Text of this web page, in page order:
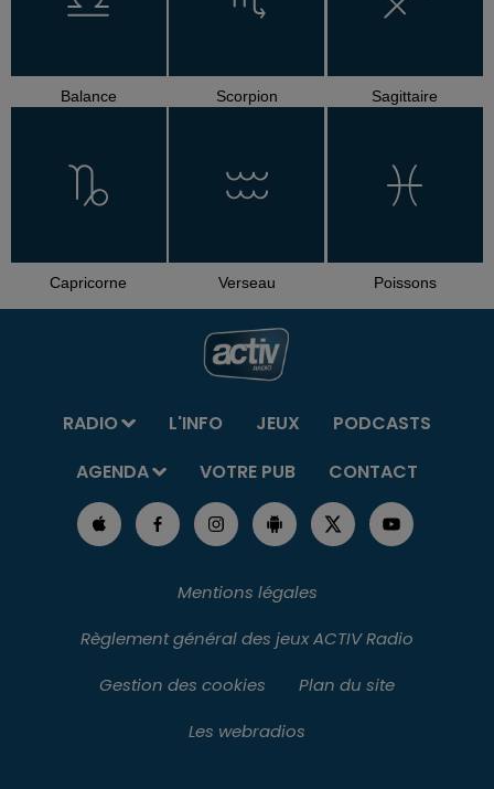
Balance Scorpion Sagittaire
Capricorne Verseau Poissons
RADIO L'INFO JEUX
PODCASTS
AGENDA
VOTRE PUB CONTACT
Mentions légales
Règlement général des jeux ACTIV Radio
Gestion des cookies
Plan du site
Les webradios